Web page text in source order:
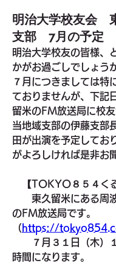
明治大学校友会
支部 7月の予定
明治大学校友の皆様、
かがお過ごしでしょう
７月につきましては特
ておりませんが、下記
留米のFM放送局に校友
当地域支部の伊藤支部
田が出演を予定してお
がよろしければ是非お
【TOKYO８５４くる
東久留米にある周
のFM放送局です。
（ https://
７月３１日（木）１
時間になります。